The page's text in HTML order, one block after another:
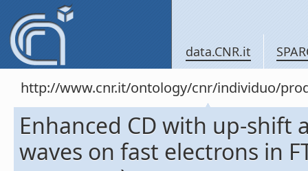
data.CNR.it
http://www.cnr.it/ontology/cnr/individuo/
Enhanced CD with up-shift
waves on fast electrons in